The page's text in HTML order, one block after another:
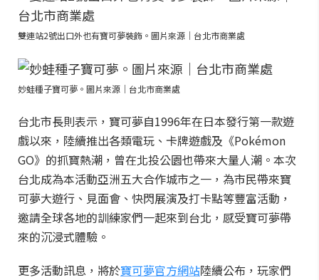
雙連站2號出口外也有寶可夢裝飾。圖片來源｜台北市商業處
妙蛙種子寶可夢。圖片來源｜台北市商業處
台北市長則表示，寶可夢自1996年在日本發行第一款遊
戲以來，陸續推出各類電玩、卡牌遊戲及《Pokémon
GO》的抓寶熱潮，曾在北投公園也帶來大量人潮。本次
台北成為本活動亞洲五大合作城市之一，為市民帶來寶
可夢大遊行、見面會、快閃展演及打卡點等豐富活動，
邀請全球各地的訓練家們一起來到台北，感受寶可夢帶
來的沉浸式體驗。
更多活動訊息，將於寶可夢官方網站陸續公布，玩家們